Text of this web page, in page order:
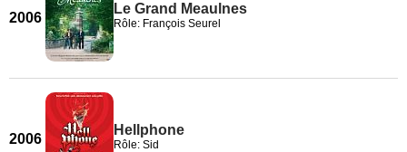
2006
Le Grand Meaulnes
Rôle: François Seurel
2006
Hellphone
Rôle: Sid